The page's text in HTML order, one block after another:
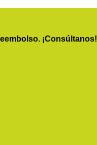
¡Consúltanos!